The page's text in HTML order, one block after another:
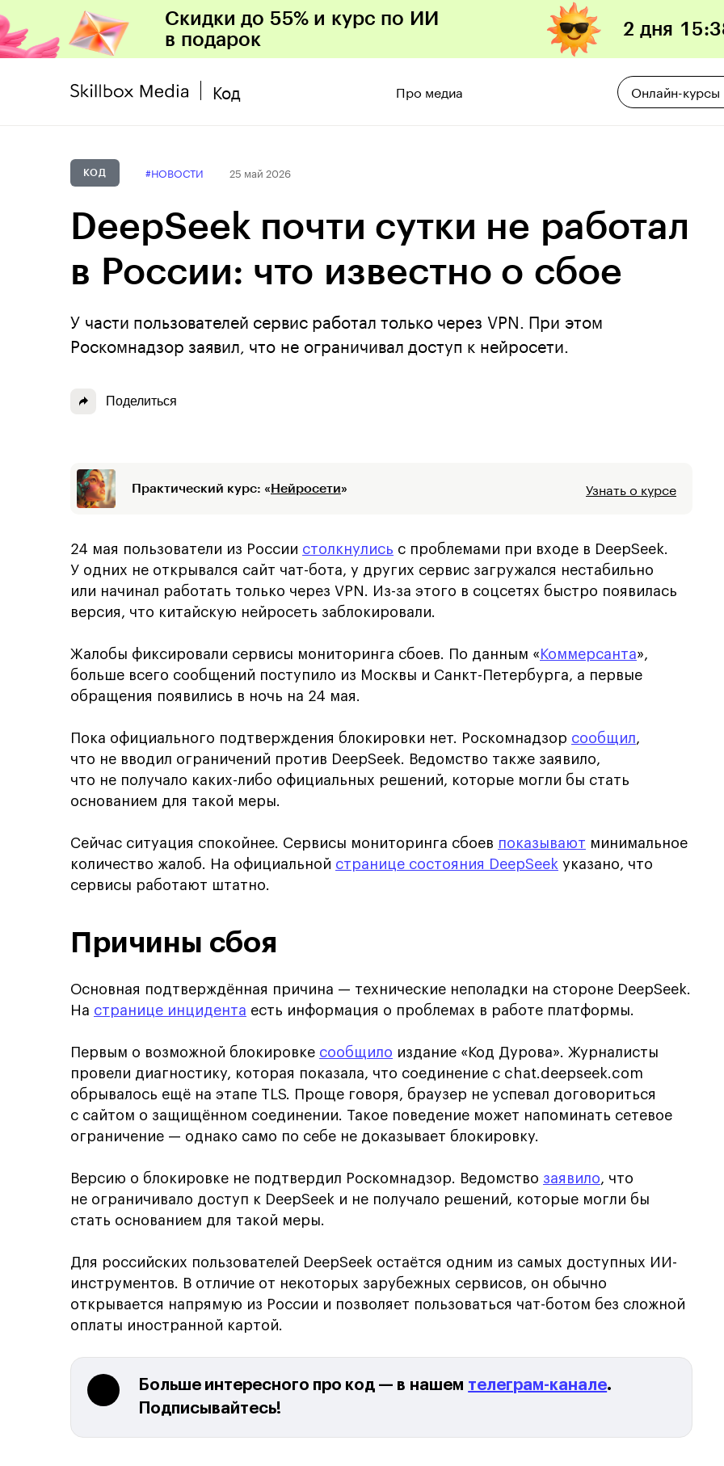
Скидки до 55% и курс по ИИ
в подарок
2 дня 15:
Код Про медиа Онлайн-курсы
КОД #НОВОСТИ 25 май 2026
DeepSeek почти сутки не работал
в России: что известно о сбое
У части пользователей сервис работал только через VPN. При этом
Роскомнадзор заявил, что не ограничивал доступ к нейросети.
Поделиться
Практический курс: « Нейросети» Узнать о курсе
24 мая пользователи из России столкнулись с проблемами при входе в DeepSeek.
У одних не открывался сайт чат-бота, у других сервис загружался нестабильно
или начинал работать только через VPN. Из-за этого в соцсетях быстро появилась
версия, что китайскую нейросеть заблокировали.
Жалобы фиксировали сервисы мониторинга сбоев. По данным « Коммерсанта»,
больше всего сообщений поступило из Москвы и Санкт-Петербурга, а первые
обращения появились в ночь на 24 мая.
Пока официального подтверждения блокировки нет. Роскомнадзор сообщил,
что не вводил ограничений против DeepSeek. Ведомство также заявило,
что не получало каких-либо официальных решений, которые могли бы стать
основанием для такой меры.
Сейчас ситуация спокойнее. Сервисы мониторинга сбоев показывают минимальное
количество жалоб. На официальной странице состояния DeepSeek указано, что
сервисы работают штатно.
Причины сбоя
Основная подтверждённая причина — технические неполадки на стороне DeepSeek.
На странице инцидента есть информация о проблемах в работе платформы.
Первым о возможной блокировке сообщило издание «Код Дурова». Журналисты
провели диагностику, которая показала, что соединение с chat.deepseek.com
обрывалось ещё на этапе TLS. Проще говоря, браузер не успевал договориться
с сайтом о защищённом соединении. Такое поведение может напоминать сетевое
ограничение — однако само по себе не доказывает блокировку.
Версию о блокировке не подтвердил Роскомнадзор. Ведомство заявило, что
не ограничивало доступ к DeepSeek и не получало решений, которые могли бы
стать основанием для такой меры.
Для российских пользователей DeepSeek остаётся одним из самых доступных ИИ-
инструментов. В отличие от некоторых зарубежных сервисов, он обычно
открывается напрямую из России и позволяет пользоваться чат-ботом без сложной
оплаты иностранной картой.
Больше интересного про код — в нашем телеграм-канале.
Подписывайтесь!